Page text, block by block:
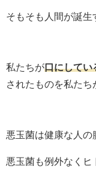
そもそも人間が誕生
私たちが口にしてい
されたものを私たち
悪玉菌は健康な人の
悪玉菌も例外なくヒ